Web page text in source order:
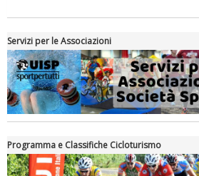
Servizi per le Associazioni
Programma e Classifiche Cicloturismo